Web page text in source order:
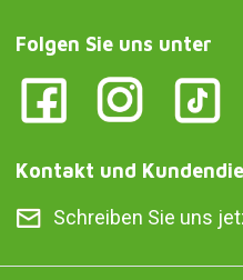
Folgen Sie uns unter
Kontakt und
Schreiben Sie uns